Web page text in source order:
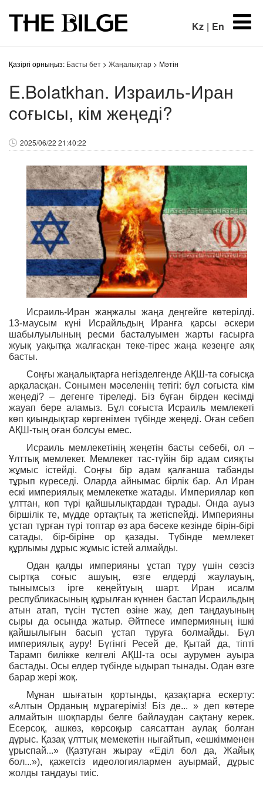
Kz | En
Қазіргі орныңыз: Басты бет > Жаңалықтар > Мәтін
E.Bolatkhan. Израиль-Иран
соғысы, кім жеңеді?
2025/06/22 21:40:22
Исраиль-Иран жаңжалы жаңа деңгейге көтерілді.
13-маусым күні Исрайльдың Иранға қарсы әскери
шабылуылының ресми басталуымен жарты ғасырға
жуық уақытқа жалғасқан теке-тірес жаңа кезеңге аяқ
басты.
Соңғы жаңалықтарға негізделгенде АҚШ-та соғысқа
арқаласқан. Сонымен мәселенің тетігі: бұл соғыста кім
жеңеді? – дегенге тіреледі. Біз бұған бірден кесімді
жауап бере аламыз. Бұл соғыста Исраиль мемлекеті
көп қиындықтар көргенімен түбінде жеңеді. Оған себеп
АҚШ-тың оған болсуы емес.
Исраиль мемлекетінің жеңетін басты себебі, ол –
Ұлттық мемлекет. Мемлекет тас-түйін бір адам сияқты
жұмыс істейді. Соңғы бір адам қалғанша табанды
тұрып күреседі. Оларда айнымас бірлік бар. Ал Иран
ескі империялық мемлекетке жатады. Империялар көп
ұлттан, көп түрі қайшылықтардан тұрады. Онда ауыз
біршілік те, мүдде ортақтық та жетіспейді. Империяны
ұстап тұрған түрі топтар өз ара бәсеке кезінде бірін-бірі
сатады, бір-біріне ор қазады. Түбінде мемлекет
құрлымы дұрыс жұмыс істей алмайды.
Одан қалды империяны ұстап тұру үшін сөзсіз
сыртқа соғыс ашуың, өзге елдерді жаулауың,
тынымсыз ірге кеңейтуың шарт. Иран исалм
республикасының құрылған күннен бастап Исраильдың
атын атап, түсін түстеп өзіне жау, деп таңдауының
сыры да осында жатыр. Әйтпесе импермияның ішкі
қайшылығын басып ұстап тұруға болмайды. Бұл
империялық ауру! Бүгінгі Ресей де, Қытай да, тіпті
Тарамп билікке келгелі АҚШ-та осы аурумен ауыра
бастады. Осы елдер түбінде ыдырап тынады. Одан өзге
барар жері жоқ.
Мұнан шығатын қортынды, қазақтарға ескерту:
«Алтын Орданың мұрагеріміз! Біз де... » деп көтере
алмайтын шоқпарды белге байлаудан сақтану керек.
Есерсоқ, ашкөз, көрсоқыр саясаттан аулақ болған
дұрыс. Қазақ ұлттық мемекетін нығайтып, «ешкімменен
ұрыспай...» (Қазтуған жырау «Еділ бол да, Жайық
бол...»), қажетсіз идеологиялармен ауырмай, дұрыс
жолды таңдауы тиіс.